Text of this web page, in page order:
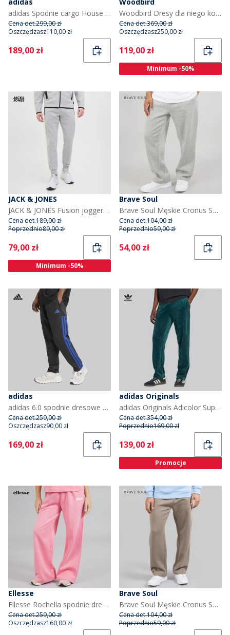
adidas Spodnie cargo House Of Tiro dla niego kolor czarno-biały
Cena det.299,00 zł
Oszczędzasz110,00 zł
Current
189,00 zł
Woodbird Dresy dla niego kolor Czarny
Cena det.369,00 zł
Oszczędzasz250,00 zł
Current
119,00 zł
Minimum -50%
JACK & JONES
JACK & JONES Fusion joggersy dla niego kolor Light Grey Melange
Cena det.189,00 zł
Poprzednio89,00 zł
Current
79,00 zł
Minimum -50%
Brave Soul
Brave Soul Męskie Cronus Spodnie Dresowe Odcienie szarości
Cena det.104,00 zł
Poprzednio59,00 zł
Current
54,00 zł
adidas
adidas 6.0 spodnie dresowe dla niego kolor Czarny/Royal Black
Cena det.259,00 zł
Oszczędzasz90,00 zł
Current
169,00 zł
adidas Originals
adidas Originals Adicolor Superstar welurowe spodnie dresowe dla niego kolor Aurora Ivy
Cena det.354,00 zł
Poprzednio169,00 zł
Current
139,00 zł
Promocje
Ellesse
Ellesse Rochella spodnie dresowe z szerokimi nogawkami dla niej kolor Bright Pink
Cena det.259,00 zł
Oszczędzasz160,00 zł
Brave Soul
Brave Soul Męskie Cronus Spodnie Dresowe Brązowy
Cena det.104,00 zł
Poprzednio59,00 zł